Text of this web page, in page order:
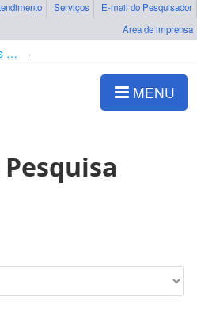
Serviços
E-mail do Pesquisador
Área de imprensa
Bolsas e Auxílios Vigentes
MENU